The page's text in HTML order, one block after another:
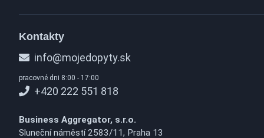
Kontakty
info@mojedopyty.sk
pracovné dni 8:00 - 17:00
+420 222 551 818
Business Aggregator, s.r.o.
Sluneční náměstí 2583/11, Praha 13